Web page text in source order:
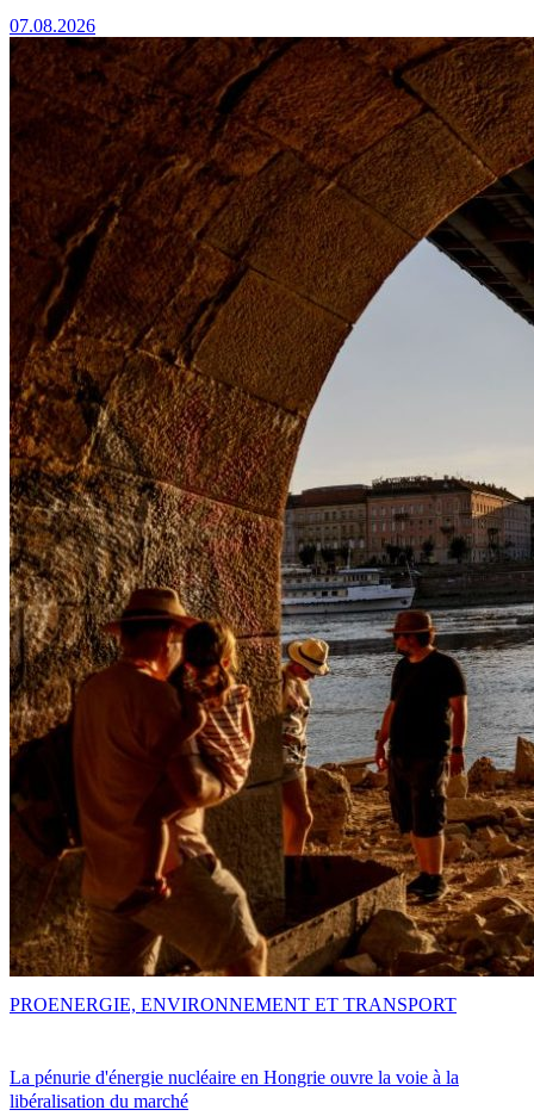
07.08.2026
La pénurie d'énergie nucléaire en Hongrie ouvre la voie à la
libéralisation du marché
PROENERGIE, ENVIRONNEMENT ET TRANSPORT